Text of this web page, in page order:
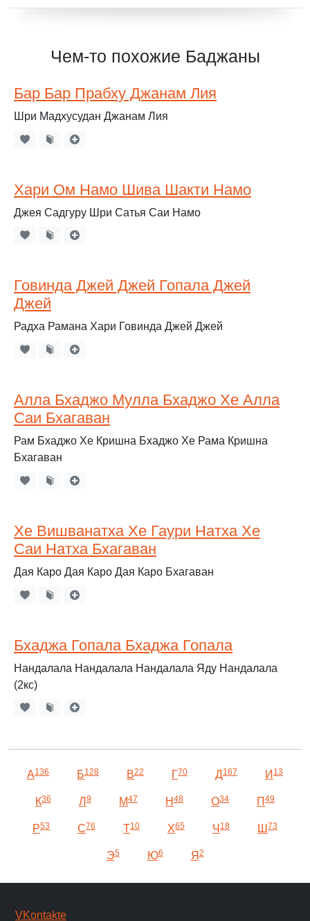
Чем-то похожие Баджаны
Бар Бар Прабху Джанам Лия
Шри Мадхусудан Джанам Лия
Хари Ом Намо Шива Шакти Намо
Джея Садгуру Шри Сатья Саи Намо
Говинда Джей Джей Гопала Джей
Джей
Радха Рамана Хари Говинда Джей Джей
Алла Бхаджо Мулла Бхаджо Хе Алла
Саи Бхагаван
Рам Бхаджо Хе Кришна Бхаджо Хе Рама Кришна
Бхагаван
Хе Вишванатха Хе Гаури Натха Хе
Саи Натха Бхагаван
Дая Каро Дая Каро Дая Каро Бхагаван
Бхаджа Гопала Бхаджа Гопала
Нандалала Нандалала Нандалала Яду Нандалала
(2кс)
А136 Б128 В22 Г70 Д167 И 13
К36 Л 9 М47 Н 48 О34 П 49
Р53 С76 Т10 Х65 Ч 18 Ш 73
Э5 Ю6 Я2
VKontakte